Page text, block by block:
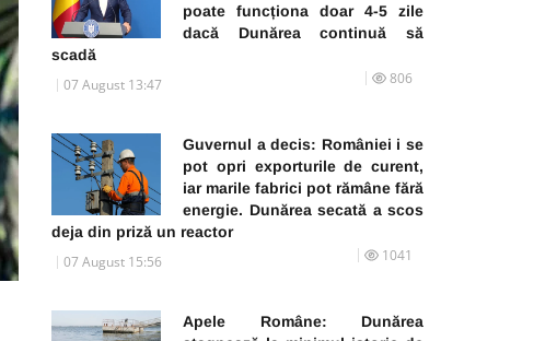
poate funcționa doar 4-5 zile
dacă Dunărea continuă să
scadă
07 August 13:47 806
Guvernul a decis: României i se
pot opri exporturile de curent,
iar marile fabrici pot rămâne fără
energie. Dunărea secată a scos
deja din priză un reactor
07 August 15:56 1041
Apele Române: Dunărea